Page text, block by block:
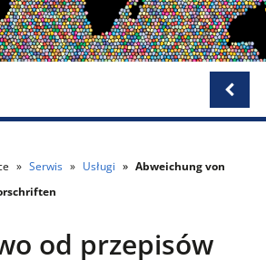
Serwis Usługi
Abweichung von
od przepisów